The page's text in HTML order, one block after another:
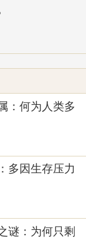
：何为人类多
多因生存压力
谜：为何只剩